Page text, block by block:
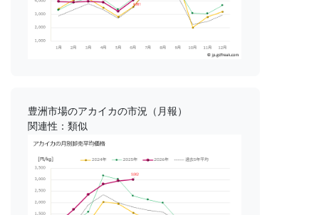
豊洲市場のアカイカの市況（月報）
関連性：類似